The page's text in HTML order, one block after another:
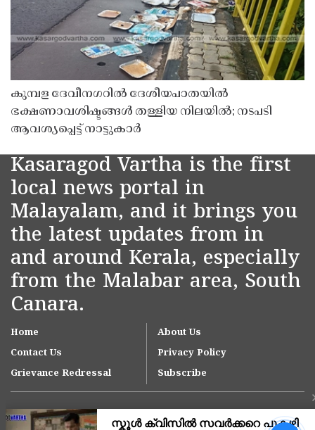
കുമ്പള ദേവീനഗറിൽ ദേശീയപാതയിൽ
ഭക്ഷണാവശിഷ്ടങ്ങൾ തള്ളിയ നിലയിൽ; നടപടി
ആവശ്യപ്പെട്ട് നാട്ടുകാർ
Kasaragod Vartha is the first
local news portal in
Malayalam, and it brings you
the latest updates from in
and around Kerala, especially
from the Malabar area, South
Canara.
Home
About Us
Contact Us
Privacy Policy
Grievance Redressal
Subscribe